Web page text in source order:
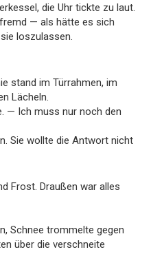
die Uhr tickte zu laut.
— als hätte es sich
loszulassen.
stand im Türrahmen, im
Lächeln.
— Ich muss nur noch den
Sie wollte die Antwort nicht
Frost. Draußen war alles
Schnee trommelte gegen
über die verschneite